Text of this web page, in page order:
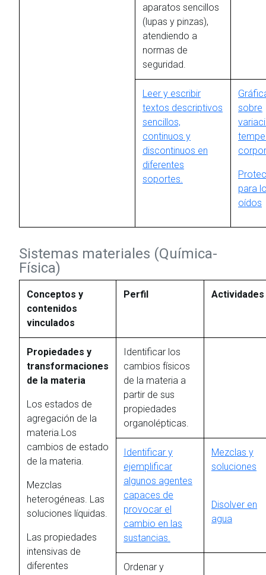
aparatos sencillos
(lupas y pinzas),
atendiendo a
normas de
seguridad.
Leer y escribir
textos descriptivos
sencillos,
continuos y
discontinuos en
diferentes
soportes.
sobre
para
oídos
Sistemas materiales (Química-
Física)
Conceptos y
contenidos
vinculados
Perfil Actividades
Propiedades y
transformaciones
de la materia
Los estados de
agregación de la
materia.Los
cambios de estado
de la materia.
Mezclas
heterogéneas. Las
soluciones líquidas.
Las propiedades
intensivas de
diferentes
Identificar los
cambios físicos
de la materia a
partir de sus
propiedades
organolépticas.
Identificar y
ejemplificar
algunos agentes
capaces de
provocar el
cambio en las
sustancias.
Mezclas y
soluciones
Disolver en
agua
Ordenar y